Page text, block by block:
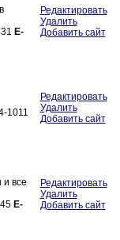
E-
Редактировать
Удалить
Добавить сайт
1011
Редактировать
Удалить
Добавить сайт
и все
E-
Редактировать
Удалить
Добавить сайт